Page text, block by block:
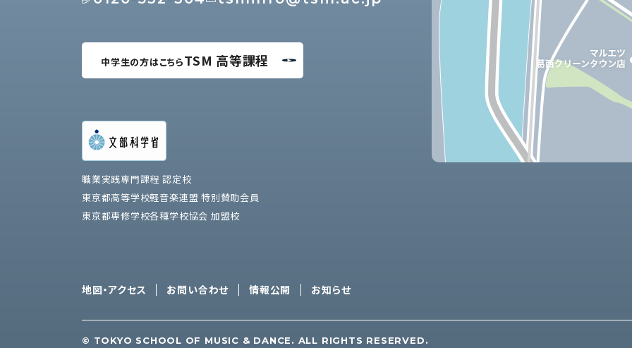
中学生の方はこちらTSM 高等課程
職業実践専門課程 認定校
東京都高等学校軽音楽連盟 特別賛助会員
東京都専修学校各種学校協会 加盟校
地図・アクセス お問い合わせ 情報公開 お知らせ
© TOKYO SCHOOL OF MUSIC & DANCE. ALL RIGHTS RESERVED.